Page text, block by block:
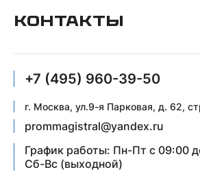
КОНТАКТЫ
г. Москва, ул.9-я Парковая, д. 62,
prommagistral@yandex.ru
График работы: Пн-Пт с 09:00
Сб-Вс (выходной)
+7 (495) 960-39-50